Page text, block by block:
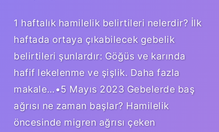
1 haftalık hamilelik belirtileri nelerdir? İlk
haftada ortaya çıkabilecek gebelik
belirtileri şunlardır: Göğüs ve karında
hafif lekelenme ve şişlik. Daha fazla
makale…•5 Mayıs 2023 Gebelerde baş
ağrısı ne zaman başlar? Hamilelik
öncesinde migren ağrısı çeken